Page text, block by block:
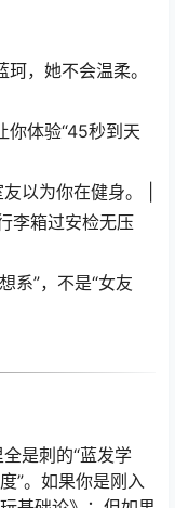
珂，她不会温柔。
你体验“45秒到天
以为你在健身。 |
李箱过安检无压
系”，不是“女友
是刺的“蓝发学
”。如果你是刚入